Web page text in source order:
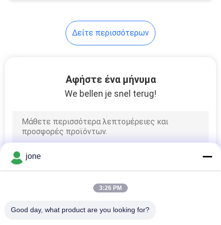
Ψηφιακός
μετρητής οξυγόνου
ψηφιακός
μετρητής ORP
Δείτε περισσότερων
Αφήστε ένα μήνυμα
We bellen je snel terug!
jone
3:26 PM
Good day, what product are you looking for?